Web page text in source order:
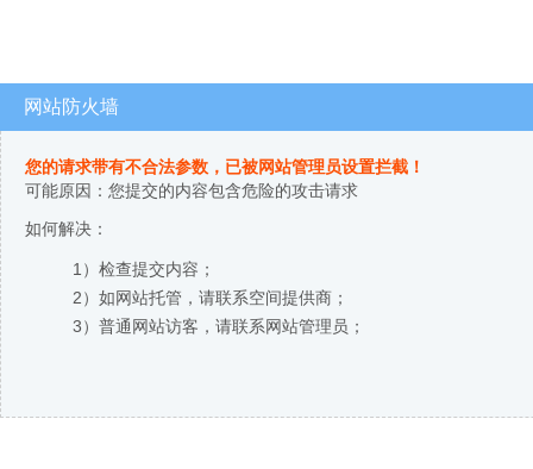
网站防火墙
您的请求带有不合法参数，已被网站管理员设置拦截！
可能原因：您提交的内容包含危险的攻击请求
如何解决：
1）检查提交内容；
2）如网站托管，请联系空间提供商；
3）普通网站访客，请联系网站管理员；